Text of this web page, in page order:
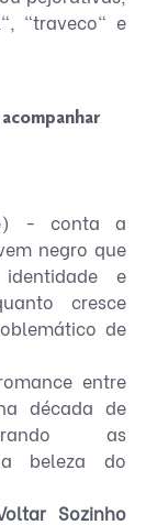
"traveco" e
- conta a
negro que
e
cresce
de
entre
década de
as
beleza do